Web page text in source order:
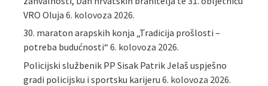
VRO Oluja 6. kolovoza 2026.
30. maraton arapskih konja „Tradicija prošlosti –
potreba budućnosti“ 6. kolovoza 2026.
Policijski službenik PP Sisak Patrik Jelaš uspješno
gradi policijsku i sportsku karijeru 6. kolovoza 2026.